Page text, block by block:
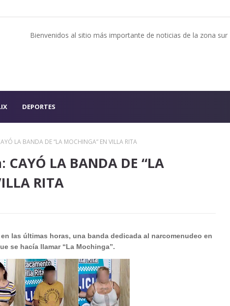
Bienvenidos al sitio más importante de noticias de la zona sur
DEPORTES
LA BANDA DE “LA MOCHINGA” EN VILLA RITA
LA BANDA DE “LA
RITA
las últimas horas, una banda dedicada al narcomenudeo en
se hacía llamar “La Mochinga”.